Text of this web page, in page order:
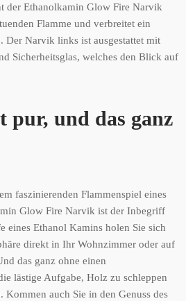
der Ethanolkamin Glow Fire Narvik
Flamme und verbreitet ein
Der Narvik links ist ausgestattet mit
Sicherheitsglas, welches den Blick auf
pur, und das ganz
faszinierenden Flammenspiel eines
Glow Fire Narvik ist der Inbegriff
Ethanol Kamins holen Sie sich
direkt in Ihr Wohnzimmer oder auf
das ganz ohne einen
lästige Aufgabe, Holz zu schleppen
Kommen auch Sie in den Genuss des